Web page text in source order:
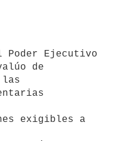
de
las
exigibles a